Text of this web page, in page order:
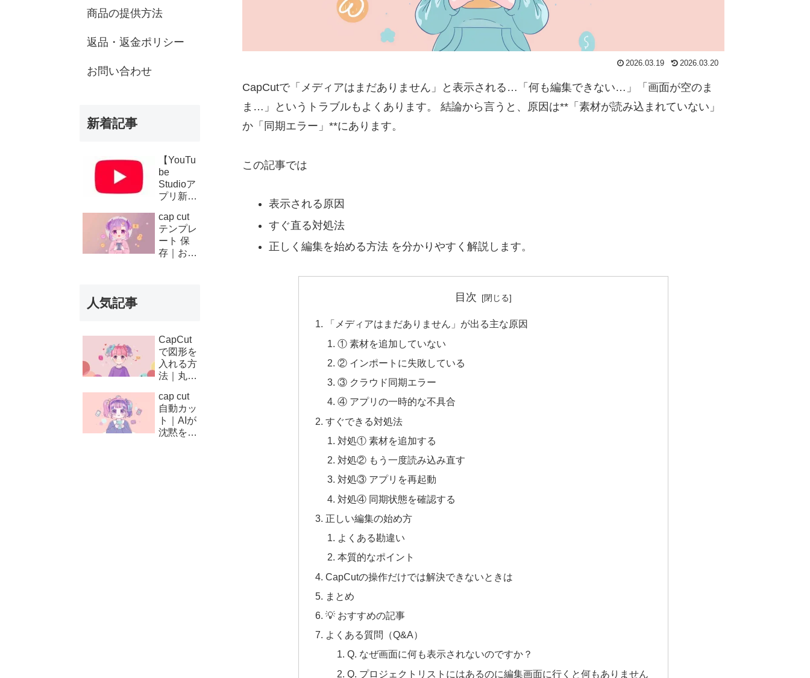
2026.03.19 2026.03.20
CapCutで「メディアはまだありません」と表示される…「何も編集できない…」「画面が空のま
ま…」というトラブルもよくあります。 結論から言うと、原因は**「素材が読み込まれていない」
か「同期エラー」**にあります。
この記事では
表示される原因
すぐ直る対処法
正しく編集を始める方法 を分かりやすく解説します。
目次
「メディアはまだありません」が出る主な原因
① 素材を追加していない
② インポートに失敗している
③ クラウド同期エラー
④ アプリの一時的な不具合
すぐできる対処法
対処① 素材を追加する
対処② もう一度読み込み直す
対処③ アプリを再起動
対処④ 同期状態を確認する
正しい編集の始め方
よくある勘違い
本質的なポイント
CapCutの操作だけでは解決できないときは
まとめ
💡 おすすめの記事
よくある質問（Q&A）
Q. なぜ画面に何も表示されないのですか？
Q. プロジェクトリストにはあるのに編集画面に行くと何もありません
商品の提供方法
返品・返金ポリシー
お問い合わせ
新着記事
【YouTu
be
Studioア
プリ新機
チャンネ
ルの収
益・支払
い履歴が
cap cut
テンプレ
ート 保
存｜お気
人気記事
CapCut
で図形を
入れる方
法｜丸・
角の使い
方と編集
テクニッ
ク
cap cut
自動カッ
ト｜AIが
沈黙をカ